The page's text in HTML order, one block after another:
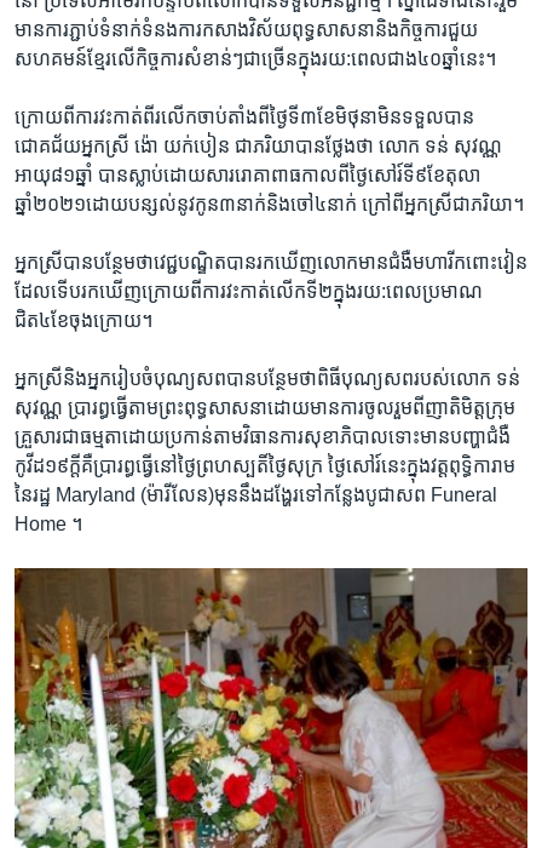
មាន​ការ​ភ្ជាប់​ទំនាក់ទំនង​ការកសាង​វិស័យ​ពុទ្ធសាសនា​និង​កិច្ចការ​ជួយ​
សហគមន៍​ខ្មែរ​លើ​កិច្ចការ​សំខាន់ៗ​ជាច្រើន​ក្នុង​រយ:​ពេល​ជាង​៤០​ឆ្នាំ​នេះ។
ក្រោយ​ពី​ការ​វះកាត់​ពីរ​លើក​ចាប់​តាំង​ពី​ថ្ងៃទី៣​ខែ​មិថុនា​មិន​ទទួល​បាន​
ជោគជ័យ​អ្នកស្រី ​ង៉ោ យក់បៀន ​ជាភរិយា​បានថ្លែង​ថា ​លោក​ ទន់ សុវណ្ណ ​
អាយុ​៨១ឆ្នាំ បាន​ស្លាប់ដោយសារ​រោគាពាធ​កាល​ពី​ថ្ងៃសៅរ៍ទី៩​ខែតុលា
ឆ្នាំ២០២១​ដោយ​បន្សល់​នូវកូន​៣នាក់​និង​ចៅ​៤នាក់ ​ក្រៅ​ពី​អ្នកស្រី​ជាភរិយា។
អ្នកស្រី​បាន​បន្ថែម​ថា​វេជ្ជបណ្ឌិត​បានរក​ឃើញ​លោកមាន​ជំងឺ​មហារីក​ពោះវៀន​
ដែល​ទើប​រកឃើញ​ក្រោយ​ពី​ការវះកាត់​លើក​ទី២​ក្នុង​រយ:ពេល​ប្រមាណ​
ជិត៤ខែ​ចុងក្រោយ។
អ្នកស្រី​និង​អ្នករៀបចំ​បុណ្យ​សព​បាន​បន្ថែម​ថា​ពិធីបុណ្យ​សព​របស់​លោក ​ទន់
សុវណ្ណ ​ប្រារព្ធ​ធ្វើតាម​ព្រះពុទ្ធសាសនា​ដោយ​មាន​ការ​ចូលរួម​ពី​ញាតិមិត្ត​ក្រុម
គ្រួសារ​ជាធម្មតា​ដោយ​ប្រកាន់​តាម​វិធានការ​សុខាភិបាល​ទោះមាន​បញ្ហា​ជំងឺ​
កូវីដ១៩​ក្តី​គឺប្រារព្ធ​ធ្វើនៅ​ថ្ងៃ​ព្រហស្បតិ៍​ថ្ងៃ​សុក្រ ថ្ងៃ​សៅរ៍នេះ​ក្នុងវត្ត​ពុទ្ធិការាម​
នៃ​រដ្ឋ Maryland (ម៉ារីលែន)​មុន​នឹង​ដង្ហែរ​ទៅ​កន្លែង​បូជា​សព ​Funeral
Home ។